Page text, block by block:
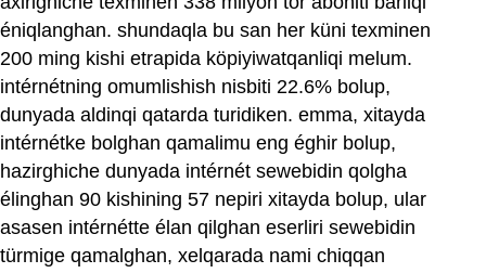
éniqlanghan. shundaqla bu san her küni texminen
200 ming kishi etrapida köpiyiwatqanliqi melum.
intérnétning omumlishish nisbiti 22.6% bolup,
dunyada aldinqi qatarda turidiken. emma, xitayda
intérnétke bolghan qamalimu eng éghir bolup,
hazirghiche dunyada intérnét sewebidin qolgha
élinghan 90 kishining 57 nepiri xitayda bolup, ular
asasen intérnétte élan qilghan eserliri sewebidin
türmige qamalghan, xelqarada nami chiqqan